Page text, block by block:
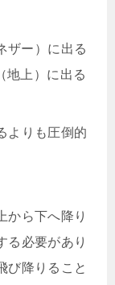
ザー）に出る
地上）に出る
よりも圧倒的
から下へ降り
る必要があり
び降りること